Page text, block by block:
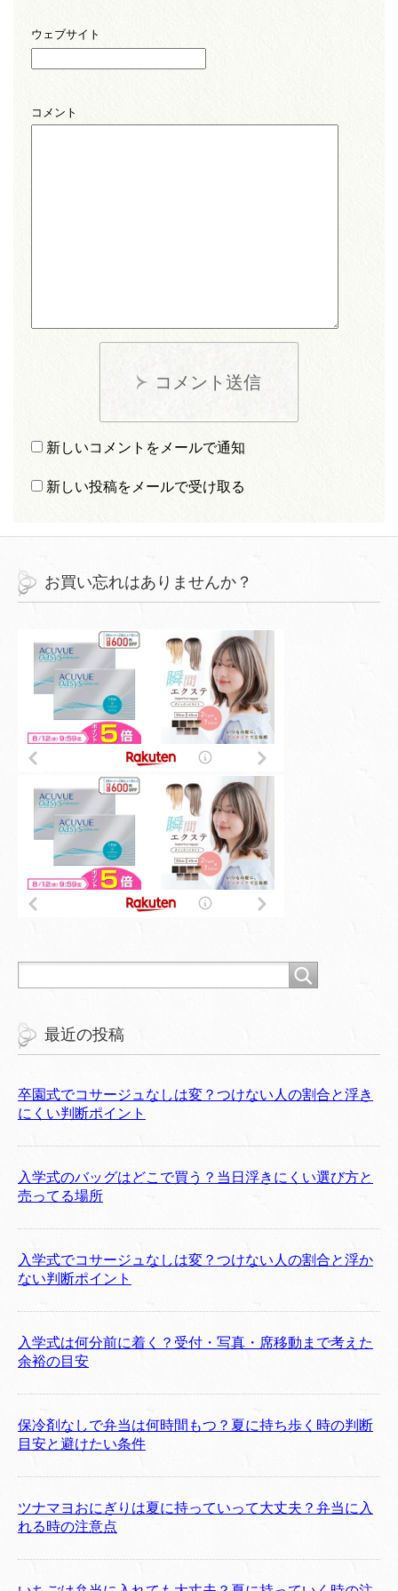
ウェブサイト
コメント
コメント送信
新しいコメントをメールで通知
新しい投稿をメールで受け取る
お買い忘れはありませんか？
最近の投稿
卒園式でコサージュなしは変？つけない人の割合と浮き
にくい判断ポイント
入学式のバッグはどこで買う？当日浮きにくい選び方と
売ってる場所
入学式でコサージュなしは変？つけない人の割合と浮か
ない判断ポイント
入学式は何分前に着く？受付・写真・席移動まで考えた
余裕の目安
保冷剤なしで弁当は何時間もつ？夏に持ち歩く時の判断
目安と避けたい条件
ツナマヨおにぎりは夏に持っていって大丈夫？弁当に入
れる時の注意点